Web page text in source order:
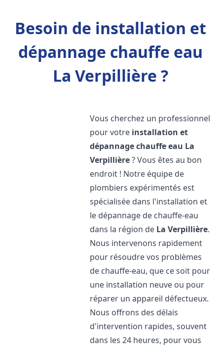
Besoin de installation et
dépannage chauffe eau
La Verpillière ?
Vous cherchez un professionnel
pour votre installation et
dépannage chauffe eau La
Verpillière? Vous êtes au bon
endroit ! Notre équipe de
plombiers expérimentés est
spécialisée dans l'installation et
le dépannage de chauffe-eau
dans la région de La Verpillière.
Nous intervenons rapidement
pour résoudre vos problèmes
de chauffe-eau, que ce soit pour
une installation neuve ou pour
réparer un appareil défectueux.
Nous offrons des délais
d'intervention rapides, souvent
dans les 24 heures, pour vous